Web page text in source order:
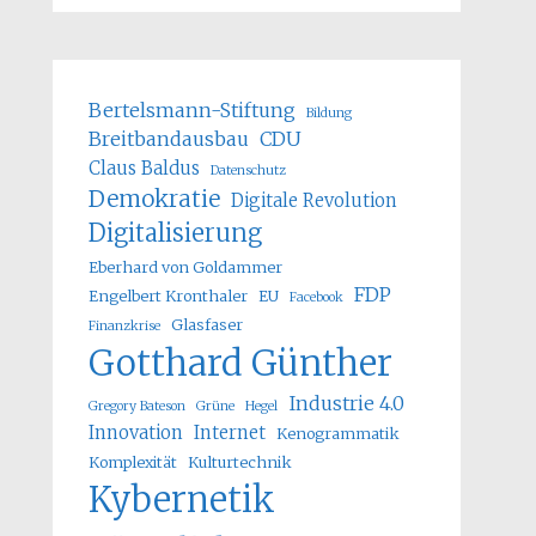
Bertelsmann-Stiftung Bildung
Breitbandausbau CDU
Claus Baldus Datenschutz
Demokratie Digitale Revolution
Digitalisierung
Eberhard von Goldammer
Engelbert Kronthaler EU Facebook FDP
Finanzkrise Glasfaser
Gotthard Günther
Gregory Bateson Grüne Hegel Industrie 4.0
Innovation Internet Kenogrammatik
Komplexität Kulturtechnik
Kybernetik